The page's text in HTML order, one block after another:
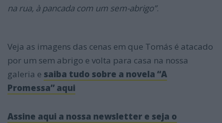
na rua, à pancada com um sem-abrigo”.
Veja as imagens das cenas em que Tomás é atacado
por um sem abrigo e volta para casa na nossa
galeria e saiba tudo sobre a novela “A
Promessa” aqui
Assine aqui a nossa newsletter e seja o